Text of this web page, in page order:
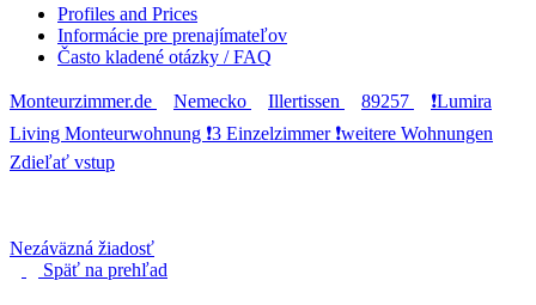
Profiles and Prices
Informácie pre prenajímateľov
Často kladené otázky / FAQ
Monteurzimmer.de Nemecko Illertissen 89257
❗️Lumira
Living Monteurwohnung ❗️3 Einzelzimmer ❗️weitere Wohnungen
Zdieľať vstup
Nezáväzná žiadosť
Späť na prehľad